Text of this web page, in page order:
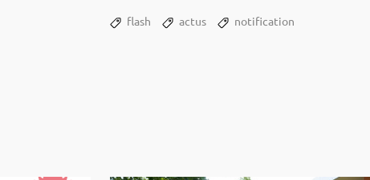
flash actus notification